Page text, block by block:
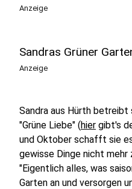
Anzeige
Sandras Grüner
Anzeige
Sandra aus Hürth betreibt
"Grüne Liebe" (hier gibt's
und Oktober schafft sie
gewisse Dinge nicht mehr
"Eigentlich alles, was
Garten an und versorgen